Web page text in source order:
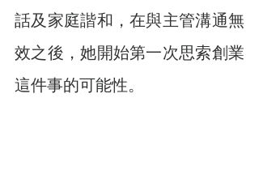
話及家庭諧和，在與主管溝通無
效之後，她開始第一次思索創業
這件事的可能性。